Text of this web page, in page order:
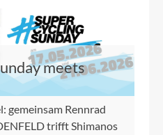
meets
gemeinsam Rennrad
trifft Shimanos